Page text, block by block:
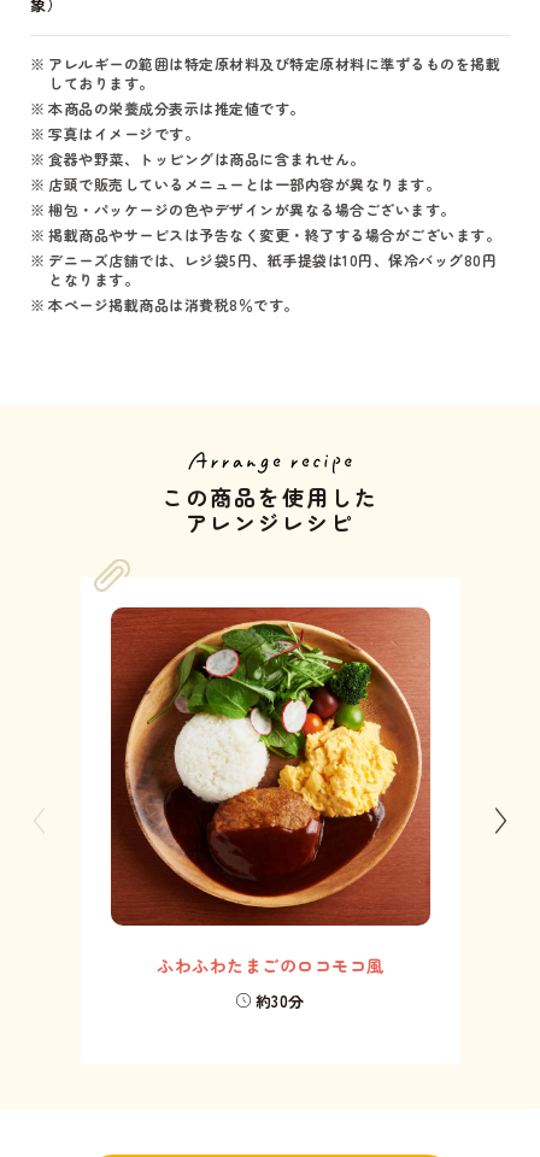
アレルギーの範囲は特定原材料及び特定原材料に準ずるものを掲載
しております。
本商品の栄養成分表示は推定値です。
写真はイメージです。
食器や野菜、トッピングは商品に含まれせん。
店頭で販売しているメニューとは一部内容が異なります。
梱包・パッケージの色やデザインが異なる場合ございます。
掲載商品やサービスは予告なく変更・終了する場合がございます。
デニーズ店舗では、レジ袋5円、紙手提袋は10円、保冷バッグ80円
となります。
本ページ掲載商品は消費税8％です。
この商品を使用した
アレンジレシピ
ふわふわたまごのロコモコ風
約30分